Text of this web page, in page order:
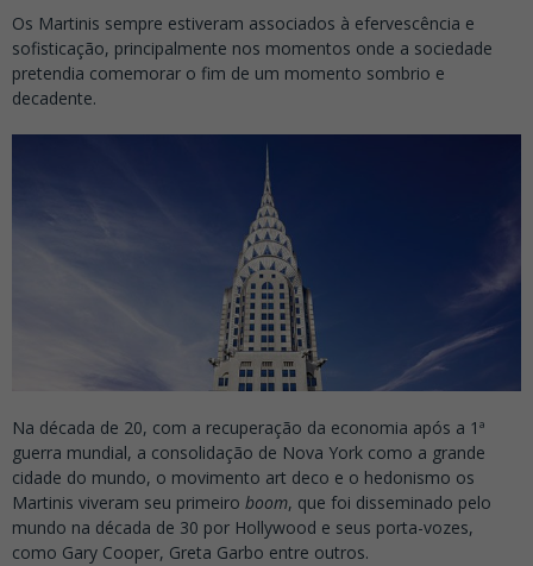
Os Martinis sempre estiveram associados à efervescência e
sofisticação, principalmente nos momentos onde a sociedade
pretendia comemorar o fim de um momento sombrio e
decadente.
Na década de 20, com a recuperação da economia após a 1ª
guerra mundial, a consolidação de Nova York como a grande
cidade do mundo, o movimento art deco e o hedonismo os
Martinis viveram seu primeiro boom, que foi disseminado pelo
mundo na década de 30 por Hollywood e seus porta-vozes,
como Gary Cooper, Greta Garbo entre outros.